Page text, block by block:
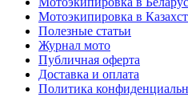
Мотоэкипировка в
Полезные статьи
Журнал мото
Публичная оферта
Доставка и оплата
Политика